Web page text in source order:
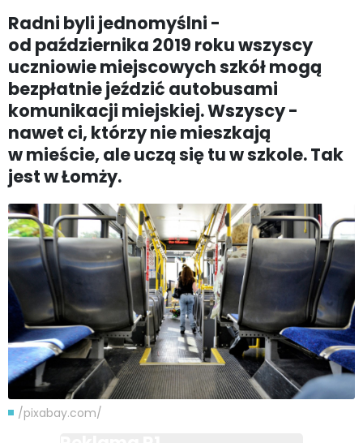
Radni byli jednomyślni -
od października 2019 roku wszyscy
uczniowie miejscowych szkół mogą
bezpłatnie jeździć autobusami
komunikacji miejskiej. Wszyscy -
nawet ci, którzy nie mieszkają
w mieście, ale uczą się tu w szkole. Tak
jest w Łomży.
/pixabay.com/